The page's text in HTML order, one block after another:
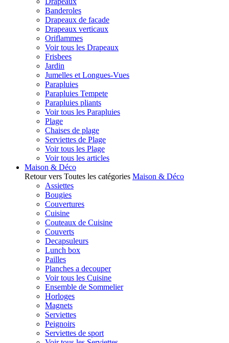
Banderoles
Drapeaux de facade
Drapeaux verticaux
Oriflammes
Voir tous les Drapeaux
Frisbees
Jardin
Jumelles et Longues-Vues
Parapluies
Parapluies Tempete
Parapluies pliants
Voir tous les Parapluies
Plage
Chaises de plage
Serviettes de Plage
Voir tous les Plage
Voir tous les articles
Maison & Déco
Retour vers Toutes les catégories Maison & Déco
Assiettes
Bougies
Couvertures
Cuisine
Couteaux de Cuisine
Couverts
Decapsuleurs
Lunch box
Pailles
Planches a decouper
Voir tous les Cuisine
Ensemble de Sommelier
Horloges
Magnets
Serviettes
Peignoirs
Serviettes de sport